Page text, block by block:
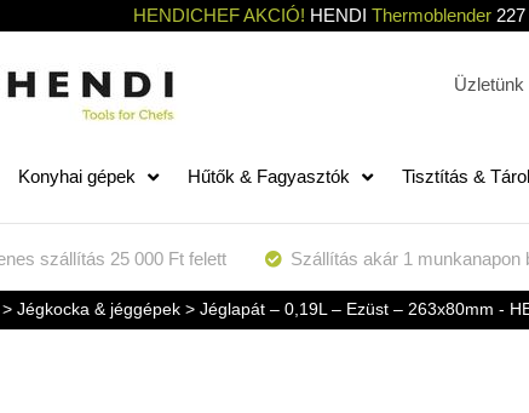
HENDICHEF AKCIÓ! HENDI Thermoblender227
Üzletünk
Konyhai gépek Hűtők & Fagyasztók Tisztítás &
szállítás 25 000 Ft felett Szállítás akár 1 munkanapon
Jégkocka & jéggépek> Jéglapát – 0,19L – Ezüst – 263x80mm -